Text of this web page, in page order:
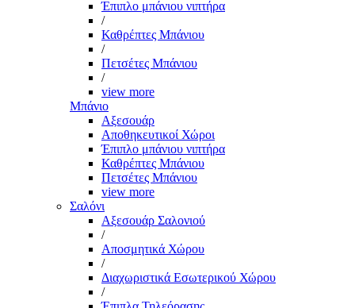
Έπιπλο μπάνιου νιπτήρα
/
Καθρέπτες Μπάνιου
/
Πετσέτες Μπάνιου
/
view more
Μπάνιο
Αξεσουάρ
Αποθηκευτικοί Χώροι
Έπιπλο μπάνιου νιπτήρα
Καθρέπτες Μπάνιου
Πετσέτες Μπάνιου
view more
Σαλόνι
Αξεσουάρ Σαλονιού
/
Αποσμητικά Χώρου
/
Διαχωριστικά Εσωτερικού Χώρου
/